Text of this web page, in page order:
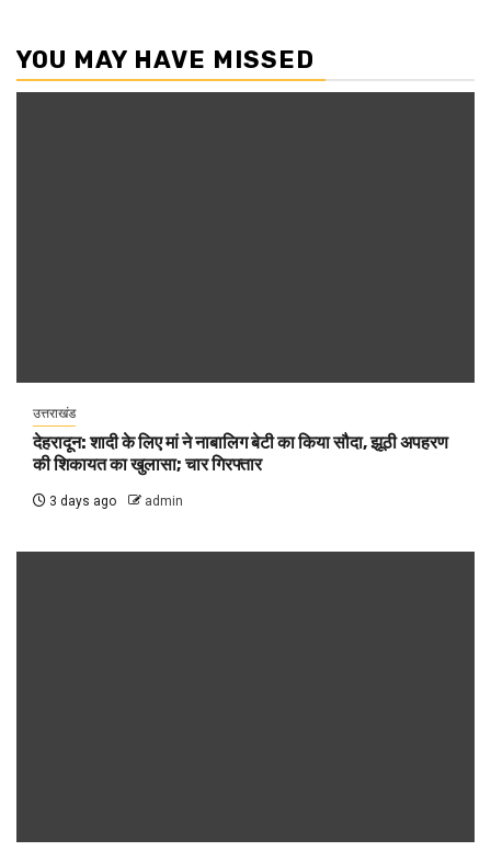
YOU MAY HAVE MISSED
उत्तराखंड
देहरादून: शादी के लिए मां ने नाबालिग बेटी का किया सौदा, झूठी अपहरण
की शिकायत का खुलासा; चार गिरफ्तार
3 days ago admin